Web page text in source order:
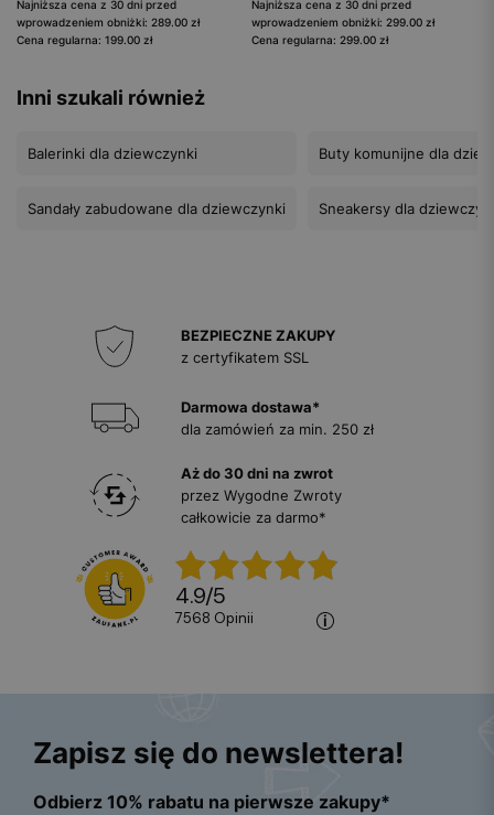
Najniższa cena z 30 dni przed
wprowadzeniem obniżki: 289.00 zł
Cena regularna: 199.00 zł
Najniższa cena z 30 dni przed
wprowadzeniem obniżki: 299.00 zł
Cena regularna: 299.00 zł
Inni szukali również
Balerinki dla dziewczynki
Sandały zabudowane dla dziewczynki
Buty komunijne dla
Sneakersy dla
BEZPIECZNE ZAKUPY
z certyfikatem SSL
Darmowa dostawa*
dla zamówień za min. 250 zł
Aż do 30 dni na zwrot
przez Wygodne Zwroty
całkowicie za darmo*
4.9/5
7568 opinii
Zapisz się do newslettera!
Odbierz 10% rabatu na pierwsze zakupy*